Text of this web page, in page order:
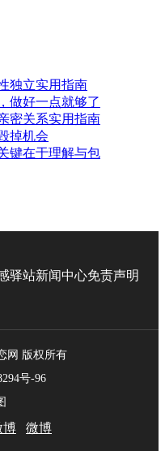
独立实用指南
做好一点就够了
密关系实用指南
掉机会
键在于理解与包
驿站新闻中心免责声明
网 版权所有
号-96
博 微博